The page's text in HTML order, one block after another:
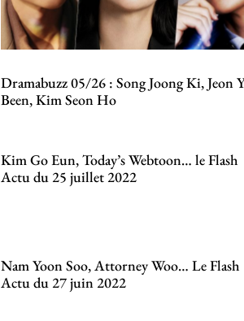
Dramabuzz 05/26 : Song Joong Ki, Jeon
Been, Kim Seon Ho
Kim Go Eun, Today’s Webtoon… le Flash
Actu du 25 juillet 2022
Nam Yoon Soo, Attorney Woo… Le Flash
Actu du 27 juin 2022